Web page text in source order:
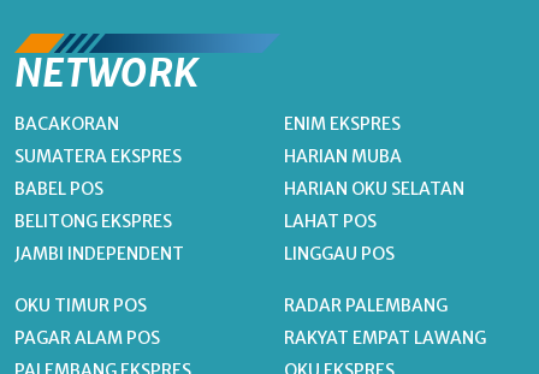
NETWORK
BACAKORAN
SUMATERA EKSPRES
BABEL POS
BELITONG EKSPRES
JAMBI INDEPENDENT
ENIM EKSPRES
HARIAN MUBA
HARIAN OKU SELATAN
LAHAT POS
LINGGAU POS
OKU TIMUR POS
PAGAR ALAM POS
RADAR PALEMBANG
RAKYAT EMPAT LAWANG